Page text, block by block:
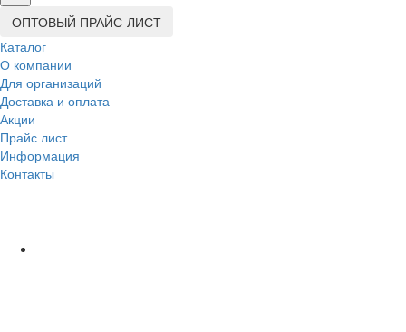
ОПТОВЫЙ ПРАЙС-ЛИСТ
Каталог
О компании
Для организаций
Доставка и оплата
Акции
Прайс лист
Информация
Контакты